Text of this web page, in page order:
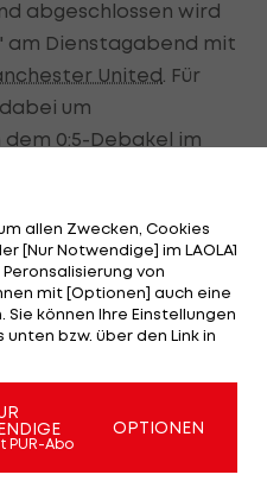
abgeschlossen wird
am Dienstagabend mit
United . Für
um
0:5-Debakel im
Stellt Salzburg
sein CL-
Problem ab?
Champions League
allen Zwecken, Cookies
[Nur Notwendige] im LAOLA1
Peronsalisierung von
mit [Optionen] auch eine
können Ihre Einstellungen
bzw. über den Link in
PUR-Abo
OPTIONEN